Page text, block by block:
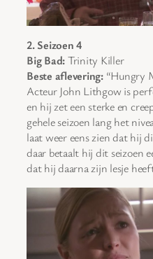
2. Seizoen 4
Big Bad:Trinity Killer
Beste aflevering:“Hungry
Acteur John Lithgow is
en hij zet een sterke en
gehele seizoen lang het
laat weer eens zien dat hij
daar betaalt hij dit seizoen
dat hij daarna zijn lesje